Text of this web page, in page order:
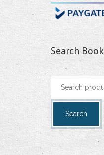
Search Book
Search